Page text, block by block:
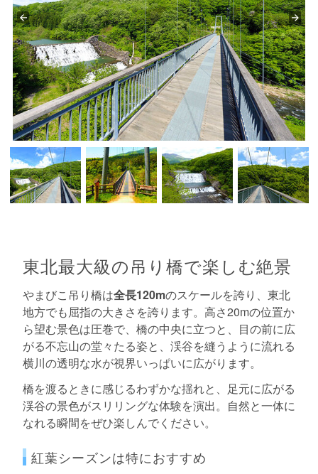
東北最大級の吊り橋で楽しむ絶景
やまびこ吊り橋は全長120mのスケールを誇り、東北
地方でも屈指の大きさを誇ります。高さ20mの位置か
ら望む景色は圧巻で、橋の中央に立つと、目の前に広
がる不忘山の堂々たる姿と、渓谷を縫うように流れる
横川の透明な水が視界いっぱいに広がります。
橋を渡るときに感じるわずかな揺れと、足元に広がる
渓谷の景色がスリリングな体験を演出。自然と一体に
なれる瞬間をぜひ楽しんでください。
紅葉シーズンは特におすすめ